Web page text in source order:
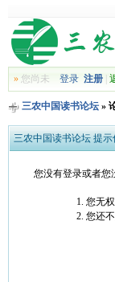
»您尚未 登录 注册|
三农中国读书论坛»
三农中国读书论坛 提示
您没有登录或者您
您无
您还